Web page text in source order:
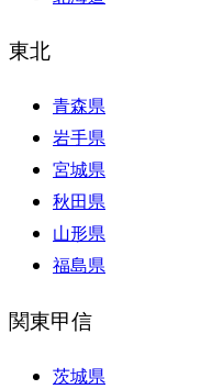
東北
青森県
岩手県
宮城県
秋田県
山形県
福島県
関東甲信
茨城県